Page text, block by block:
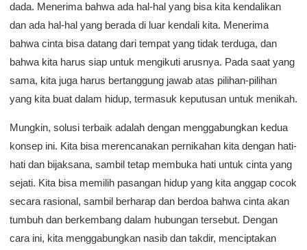
dada. Menerima bahwa ada hal-hal yang bisa kita kendalikan
dan ada hal-hal yang berada di luar kendali kita. Menerima
bahwa cinta bisa datang dari tempat yang tidak terduga, dan
bahwa kita harus siap untuk mengikuti arusnya. Pada saat yang
sama, kita juga harus bertanggung jawab atas pilihan-pilihan
yang kita buat dalam hidup, termasuk keputusan untuk menikah.
Mungkin, solusi terbaik adalah dengan menggabungkan kedua
konsep ini. Kita bisa merencanakan pernikahan kita dengan hati-
hati dan bijaksana, sambil tetap membuka hati untuk cinta yang
sejati. Kita bisa memilih pasangan hidup yang kita anggap cocok
secara rasional, sambil berharap dan berdoa bahwa cinta akan
tumbuh dan berkembang dalam hubungan tersebut. Dengan
cara ini, kita menggabungkan nasib dan takdir, menciptakan